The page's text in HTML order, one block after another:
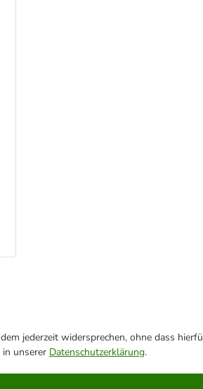
jederzeit widersprechen, ohne dass
unserer Datenschutzerklärung.